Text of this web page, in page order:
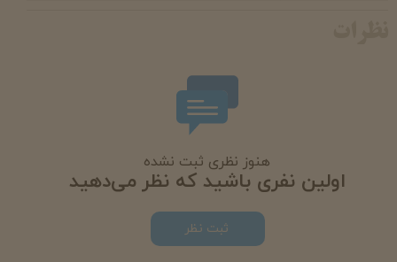
هنوز نظری ثبت نشده
اولین نفری باشید که نظر می‌دهید
ثبت نظر